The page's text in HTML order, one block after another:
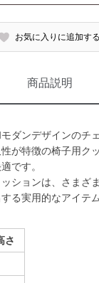
お気に入りに追加する
商品説明
ダンデザインのチ
が特徴の椅子用ク
です。
ションは、さまざ
る実用的なアイテム
さ